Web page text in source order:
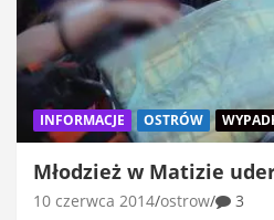
INFORMACJE OSTRÓW
Młodzież w Matizie
10 czerwca 2014 ostrow 3